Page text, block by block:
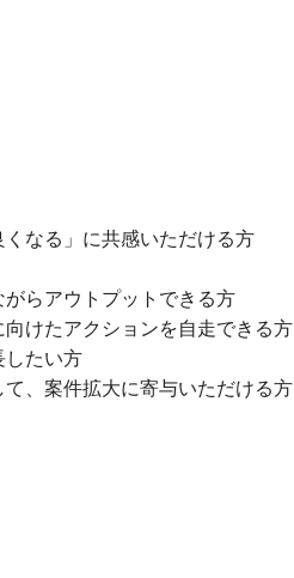
なる」に共感いただける方
がらアウトプットできる方
けたアクションを自走できる方
したい方
、案件拡大に寄与いただける方